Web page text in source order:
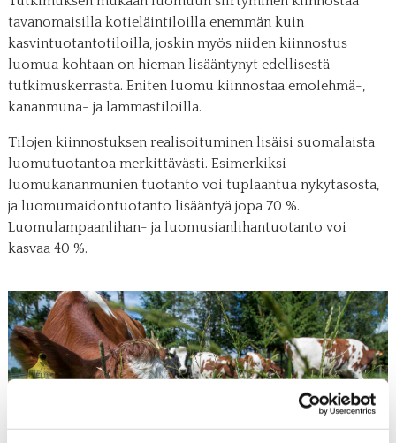
tavanomaisilla kotieläintiloilla enemmän kuin
kasvintuotantotiloilla, joskin myös niiden kiinnostus
luomua kohtaan on hieman lisääntynyt edellisestä
tutkimuskerrasta. Eniten luomu kiinnostaa emolehmä-,
kananmuna- ja lammastiloilla.
Tilojen kiinnostuksen realisoituminen lisäisi suomalaista
luomutuotantoa merkittävästi. Esimerkiksi
luomukananmunien tuotanto voi tuplaantua nykytasosta,
ja luomumaidontuotanto lisääntyä jopa 70 %.
Luomulampaanlihan- ja luomusianlihantuotanto voi
kasvaa 40 %.